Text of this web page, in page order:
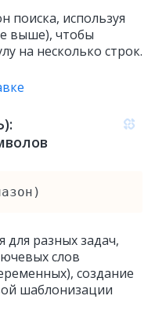
поиска, используя
выше), чтобы
на несколько строк.
разных задач,
слов
создание
шаблонизации